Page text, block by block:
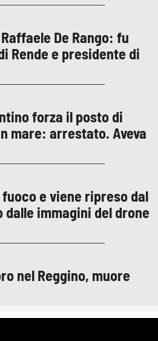
De Rango: fu
Rende e presidente di
forza il posto di
mare: arrestato. Aveva
e viene ripreso dal
immagini del drone
nel Reggino, muore